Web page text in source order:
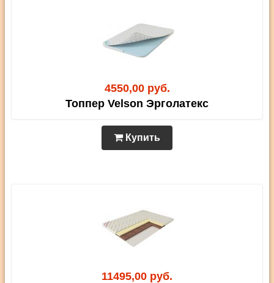
4550,00 руб.
Топпер Velson Эрголатекс
Купить
11495,00 руб.